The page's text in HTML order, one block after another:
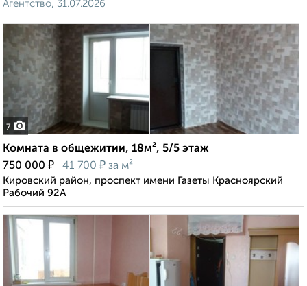
Агентство, 31.07.2026
7
Комната в общежитии, 18м², 5/5 этаж
750 000 ₽ 41 700 ₽ за м²
Кировский район, проспект имени Газеты Красноярский
Рабочий 92А